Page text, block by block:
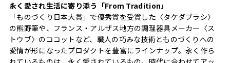
永く愛され生活に寄り添う「From Tradition」
「ものづくり日本大賞」で優秀賞を受賞した〈タケダブラシ〉
の熊野筆や、フランス・アルザス地方の調理器具メーカー〈ス
トウブ〉のココットなど、職人の巧みな技術とものづくりへの
愛情が形になったプロダクトを豊富にラインナップ。永く作ら